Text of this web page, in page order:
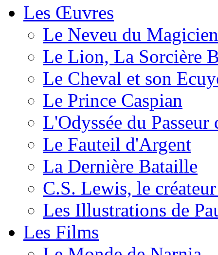
Les Œuvres
Le Neveu du Magicien
Le Lion, La Sorcière
Le Cheval et son
Le Prince Caspian
L'Odyssée du
Le Fauteil d'Argent
La Dernière Bataille
C.S. Lewis, le
Les Illustrations de
Les Films